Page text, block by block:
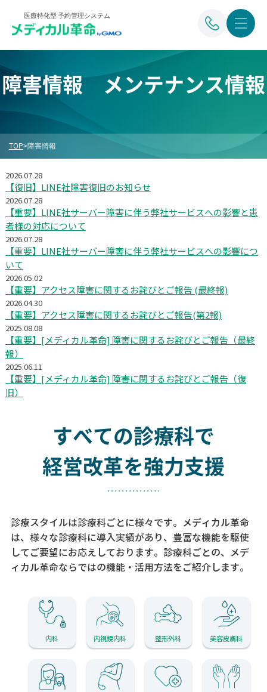
医療特化型 予約管理システム
障害情報 メンテナンス情報
TOP>障害情報
2026.07.28
【復旧】LINE社障害復旧のお知らせ
2026.07.28
【重要】LINE社サーバー障害に伴う弊社サービスへの影響と患
者様の対応について
2026.07.28
【重要】LINE社サーバー障害に伴う弊社サービスへの影響につ
いて
2026.05.02
【重要】アクセス障害に関するお詫びとご報告 (最終報)
2026.04.30
【重要】アクセス障害に関するお詫びとご報告(第2報)
2025.08.08
【重要】[メディカル革命] 障害に関するお詫びとご報告（最終
報）
2025.06.11
【重要】[メディカル革命] 障害に関するお詫びとご報告（復
旧）
すべての診療科で
経営改革を強力支援
診療スタイルは診療科ごとに様々です。メディカル革命
は、様々な診療科に導入実績があり、 豊富な機能を駆使
してご要望にお応えしております。 診療科ごとの、メデ
ィカル革命ならではの機能・活用方法をご紹介します。
内科 内視鏡内科 整形外科 美容皮膚科